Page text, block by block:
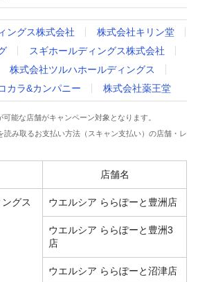
ングス株式会社
株式会社キリン堂
スギホールディングス株式会社
株式会社ツルハホールディングス
カラ&カンパニー
株式会社薬王堂
能な店舗がキャンペーン対象となります。
み取るお支払い方法（スキャン支払い）の店舗・レ
店舗名
グス
ウエルシア ららぽーと豊洲店
ウエルシア ららぽーと豊洲3
店
ウエルシア ららぽーと沼津店